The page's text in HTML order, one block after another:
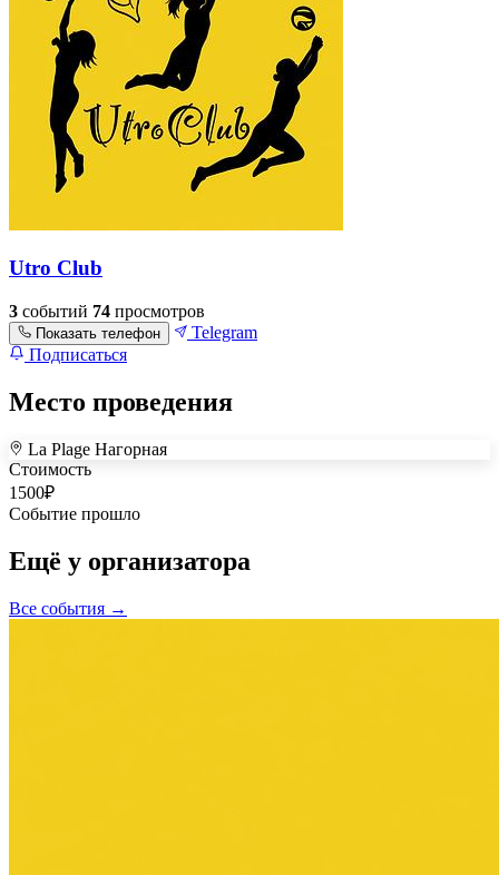
Utro Club
3 событий 74 просмотров
Показать телефон
Telegram
Подписаться
Место проведения
+
–
La Plage Нагорная
Стоимость
1500₽
Событие прошло
Ещё у организатора
Все события →